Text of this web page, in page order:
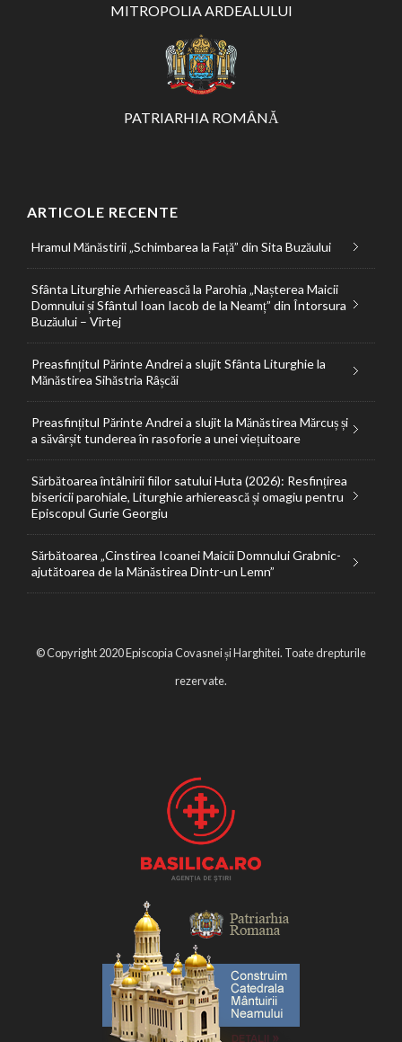
MITROPOLIA ARDEALULUI
PATRIARHIA ROMÂNĂ
ARTICOLE RECENTE
Hramul Mănăstirii „Schimbarea la Față” din Sita Buzăului
Sfânta Liturghie Arhierească la Parohia „Nașterea Maicii
Domnului și Sfântul Ioan Iacob de la Neamț” din Întorsura
Buzăului – Vîrtej
Preasfințitul Părinte Andrei a slujit Sfânta Liturghie la
Mănăstirea Sihăstria Râșcăi
Preasfințitul Părinte Andrei a slujit la Mănăstirea Mărcuș și
a săvârșit tunderea în rasoforie a unei viețuitoare
Sărbătoarea întâlnirii fiilor satului Huta (2026): Resfințirea
bisericii parohiale, Liturghie arhierească și omagiu pentru
Episcopul Gurie Georgiu
Sărbătoarea „Cinstirea Icoanei Maicii Domnului Grabnic-
ajutătoarea de la Mănăstirea Dintr-un Lemn”
© Copyright 2020 Episcopia Covasnei și Harghitei. Toate drepturile
rezervate.